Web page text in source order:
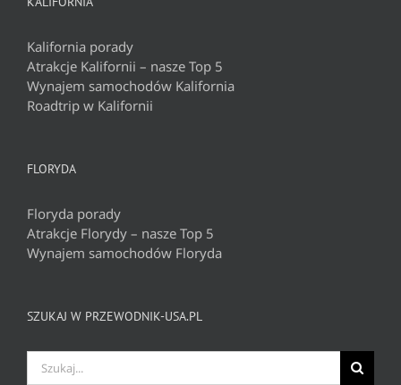
Kalifornia porady
Atrakcje Kalifornii – nasze Top 5
Wynajem samochodów Kalifornia
Roadtrip w Kalifornii
FLORYDA
Floryda porady
Atrakcje Florydy – nasze Top 5
Wynajem samochodów Floryda
SZUKAJ W PRZEWODNIK-USA.PL
Szukaj